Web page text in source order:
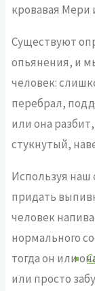
кровавая Мери
Существуют
опьянения, и
человек:
перебрал,
или она
стукнутый,
Используя наш
придать
человек
нормального
тогда он или
или просто